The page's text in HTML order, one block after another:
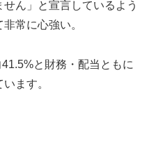
ん」と宣言しているよう
常に心強い。
と財務・配当ともに
ます。